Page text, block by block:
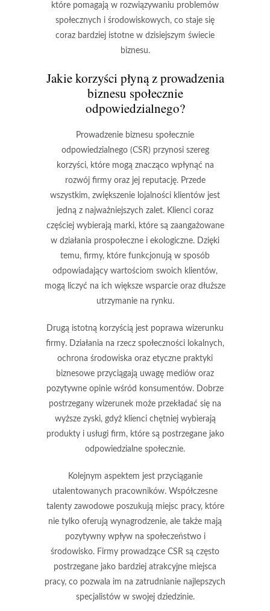
które pomagają w rozwiązywaniu problemów
społecznych i środowiskowych, co staje się
coraz bardziej istotne w dzisiejszym świecie
biznesu.
Jakie korzyści płyną z prowadzenia
biznesu społecznie
odpowiedzialnego?
Prowadzenie biznesu społecznie
odpowiedzialnego (CSR) przynosi szereg
korzyści, które mogą znacząco wpłynąć na
rozwój firmy oraz jej reputację. Przede
wszystkim, zwiększenie lojalności klientów jest
jedną z najważniejszych zalet. Klienci coraz
częściej wybierają marki, które są zaangażowane
w działania prospołeczne i ekologiczne. Dzięki
temu, firmy, które funkcjonują w sposób
odpowiadający wartościom swoich klientów,
mogą liczyć na ich większe wsparcie oraz dłuższe
utrzymanie na rynku.
Drugą istotną korzyścią jest poprawa wizerunku
firmy. Działania na rzecz społeczności lokalnych,
ochrona środowiska oraz etyczne praktyki
biznesowe przyciągają uwagę mediów oraz
pozytywne opinie wśród konsumentów. Dobrze
postrzegany wizerunek może przekładać się na
wyższe zyski, gdyż klienci chętniej wybierają
produkty i usługi firm, które są postrzegane jako
odpowiedzialne społecznie.
Kolejnym aspektem jest przyciąganie
utalentowanych pracowników. Współczesne
talenty zawodowe poszukują miejsc pracy, które
nie tylko oferują wynagrodzenie, ale także mają
pozytywny wpływ na społeczeństwo i
środowisko. Firmy prowadzące CSR są często
postrzegane jako bardziej atrakcyjne miejsca
pracy, co pozwala im na zatrudnianie najlepszych
specjalistów w swojej dziedzinie.